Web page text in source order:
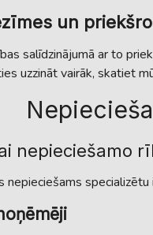
un
salīdzinājumā ar to
uzzināt vairāk, skatiet
nepieciešamo
nepieciešams